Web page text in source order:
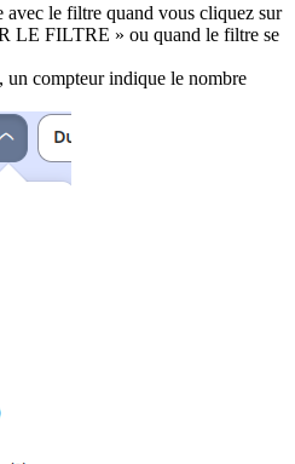
avec le filtre quand vous cliquez sur
LE FILTRE » ou quand le filtre se
un compteur indique le nombre